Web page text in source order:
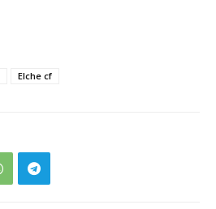
Elche cf